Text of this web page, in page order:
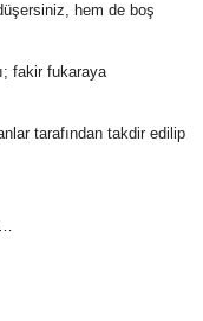
hem de boş
fakir fukaraya
tarafından takdir edilip